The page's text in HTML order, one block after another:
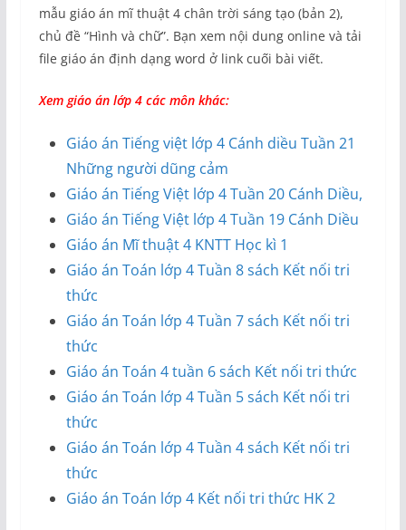
mẫu giáo án mĩ thuật 4 chân trời sáng tạo (bản 2),
chủ đề “Hình và chữ”. Bạn xem nội dung online và tải
file giáo án định dạng word ở link cuối bài viết.
Xem giáo án lớp 4 các môn khác:
Giáo án Tiếng việt lớp 4 Cánh diều Tuần 21
Những người dũng cảm
Giáo án Tiếng Việt lớp 4 Tuần 20 Cánh Diều,
Giáo án Tiếng Việt lớp 4 Tuần 19 Cánh Diều
Giáo án Mĩ thuật 4 KNTT Học kì 1
Giáo án Toán lớp 4 Tuần 8 sách Kết nối tri
thức
Giáo án Toán lớp 4 Tuần 7 sách Kết nối tri
thức
Giáo án Toán 4 tuần 6 sách Kết nối tri thức
Giáo án Toán lớp 4 Tuần 5 sách Kết nối tri
thức
Giáo án Toán lớp 4 Tuần 4 sách Kết nối tri
thức
Giáo án Toán lớp 4 Kết nối tri thức HK 2